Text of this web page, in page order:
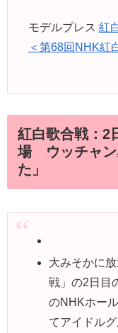
モデルプレス 紅
＜第68回NHK紅
紅白歌合戦：
場 ウッチャン
た」
大みそかに
戦」の2日目
のNHKホー
てアイドル